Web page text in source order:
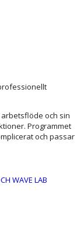
och sin
Programmet
och passar
WAVE LAB